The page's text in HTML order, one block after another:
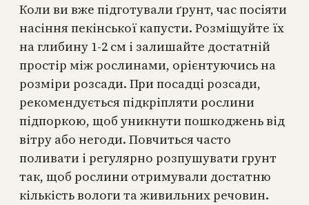
Коли ви вже підготували ґрунт, час посіяти
насіння пекінської капусти. Розміщуйте їх
на глибину 1-2 см і залишайте достатній
простір між рослинами, орієнтуючись на
розміри розсади. При посадці розсади,
рекомендується підкріпляти рослини
підпоркою, щоб уникнути пошкоджень від
вітру або негоди. Повчиться часто
поливати і регулярно розпушувати грунт
так, щоб рослини отримували достатню
кількість вологи та живильних речовин.